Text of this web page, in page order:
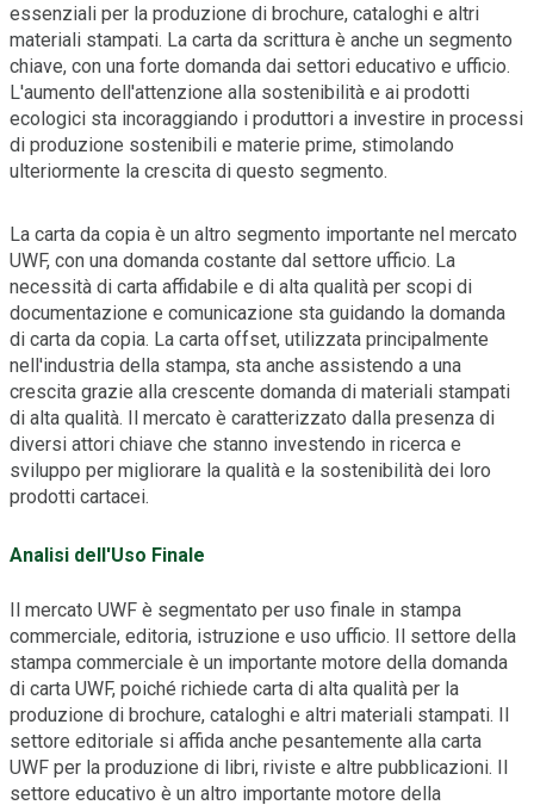
essenziali per la produzione di brochure, cataloghi e altri
materiali stampati. La carta da scrittura è anche un segmento
chiave, con una forte domanda dai settori educativo e ufficio.
L'aumento dell'attenzione alla sostenibilità e ai prodotti
ecologici sta incoraggiando i produttori a investire in processi
di produzione sostenibili e materie prime, stimolando
ulteriormente la crescita di questo segmento.
La carta da copia è un altro segmento importante nel mercato
UWF, con una domanda costante dal settore ufficio. La
necessità di carta affidabile e di alta qualità per scopi di
documentazione e comunicazione sta guidando la domanda
di carta da copia. La carta offset, utilizzata principalmente
nell'industria della stampa, sta anche assistendo a una
crescita grazie alla crescente domanda di materiali stampati
di alta qualità. Il mercato è caratterizzato dalla presenza di
diversi attori chiave che stanno investendo in ricerca e
sviluppo per migliorare la qualità e la sostenibilità dei loro
prodotti cartacei.
Analisi dell'Uso Finale
Il mercato UWF è segmentato per uso finale in stampa
commerciale, editoria, istruzione e uso ufficio. Il settore della
stampa commerciale è un importante motore della domanda
di carta UWF, poiché richiede carta di alta qualità per la
produzione di brochure, cataloghi e altri materiali stampati. Il
settore editoriale si affida anche pesantemente alla carta
UWF per la produzione di libri, riviste e altre pubblicazioni. Il
settore educativo è un altro importante motore della